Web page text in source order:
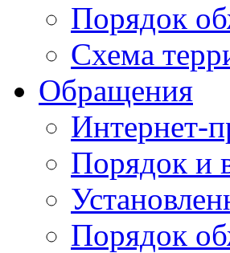
Порядок
Схема
Обращения
Интернет-
Порядок и
Порядок